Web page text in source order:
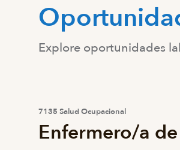
Explore oportunidades
7135 Salud Ocupacional
Enfermero/a